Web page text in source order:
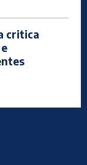
critica